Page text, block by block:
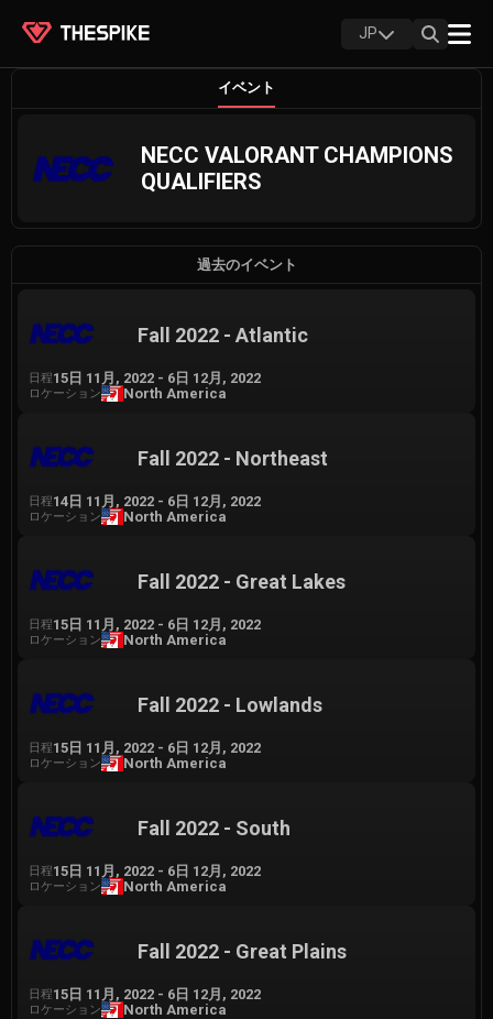
JP
イベント
NECC VALORANT CHAMPIONS
QUALIFIERS
過去のイベント
Fall 2022 - Atlantic
日程15日 11月, 2022 - 6日 12月, 2022
ロケーション North America
Fall 2022 - Northeast
日程14日 11月, 2022 - 6日 12月, 2022
ロケーション North America
Fall 2022 - Great Lakes
日程15日 11月, 2022 - 6日 12月, 2022
ロケーション North America
Fall 2022 - Lowlands
日程15日 11月, 2022 - 6日 12月, 2022
ロケーション North America
Fall 2022 - South
日程15日 11月, 2022 - 6日 12月, 2022
ロケーション North America
Fall 2022 - Great Plains
日程15日 11月, 2022 - 6日 12月, 2022
ロケーション North America